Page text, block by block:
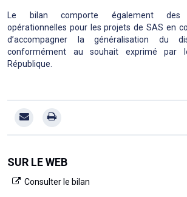
Le bilan comporte également des
opérationnelles pour les projets de SAS en
d’accompagner la généralisation du
conformément au souhait exprimé par
République.
SUR LE WEB
Consulter le bilan